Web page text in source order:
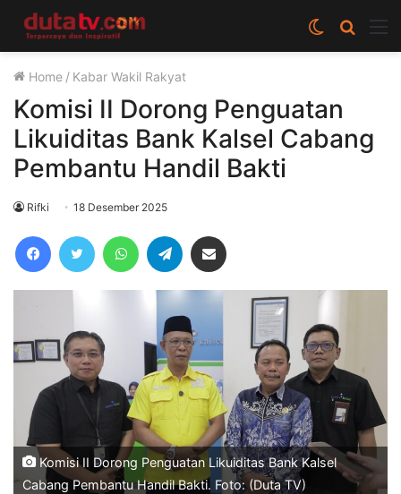
Cari
berita
Switch
skin
Home / Kabar Wakil Rakyat
Komisi II Dorong Penguatan
Likuiditas Bank Kalsel Cabang
Pembantu Handil Bakti
Rifki 18 Desember 2025
FacebookTwitter WhatsAppTelegram
Komisi II Dorong Penguatan Likuiditas Bank Kalsel
Cabang Pembantu Handil Bakti. Foto: (Duta TV)